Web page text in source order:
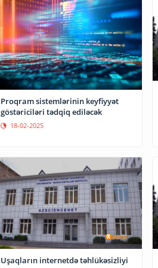
Proqram sistemlərinin keyfiyyət
göstəriciləri tədqiq ediləcək
18-02-2025
Uşaqların internetdə təhlükəsizliyi